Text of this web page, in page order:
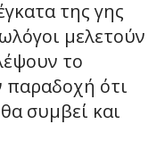
της γης
μελετούν
το
παραδοχή ότι
συμβεί και